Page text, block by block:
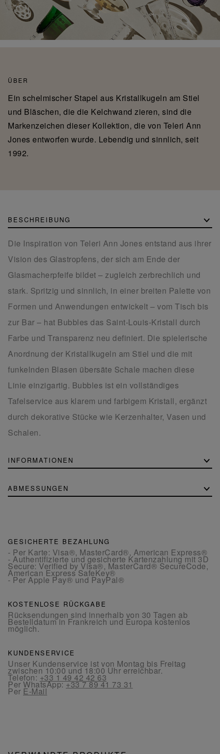
ÜBER
Ein schelmischer Stapel aus Kristallkugeln am Stiel
und Bläschen, die die Kelchwand zieren, sind die
Markenzeichen dieser Kollektion, die von Teleri Ann
Jones entworfen wurde. Lebendig und sinnlich, seit
1992.
BESCHREIBUNG
Die Inspiration von Teleri Ann Jones entstand aus ihrer
Vision des Glas­tropfens, der sich am Ende der
Glasmacherpfeife bildet – zugleich zerbrechlich und
stark. Spritzig und sinnlich, in einer breiten Palette von
Formen und Anwendungen entwickelt – vom Tisch bis
zur Bar – hat Bubbles das Saint-Louis-Kristall durch
Farbe und Transparenz neu definiert. Die spielerische
Anordnung der Kristallkugeln am Stiel und die mit
funkelnden Blasen übersäte Schale machen diese
Linie einzigartig. Bubbles ist ein vollständiges
Tafelservice aus klarem und farbigem Kristall, ergänzt
durch dekorative Stücke wie Kerzenhalter, Vasen und
Schalen.
INFORMATIONEN
ABMESSUNGEN
GESICHERTE BEZAHLUNG
- Per Karte: Visa®, MasterCard®, American Express®
- Authentifizierte und gesicherte Kartenzahlung mit 3D
Secure: Verified by Visa®, MasterCard® SecureCode,
American Express SafeKey®
- Per Apple Pay® und PayPal®
KOSTENLOSE RÜCKGABE
Rücksendungen sind innerhalb von 30 Tagen ab
Bestelldatum in Frankreich und Europa kostenlos
möglich.
KUNDENSERVICE
Unser Kundenservice ist von Montag bis Freitag
zwischen 10:00 und 18:00 Uhr erreichbar.
Telefon:+33 1 49 42 42 63
Per WhatsApp:+33 7 89 41 73 31
Per E-Mail